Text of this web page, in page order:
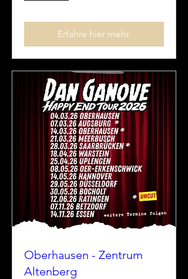
Erfahre hier mehr.
Oberhausen - Zentrum
Altenberg